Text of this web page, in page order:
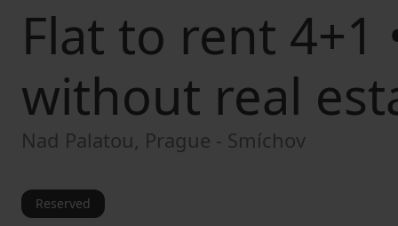
Flat to rent 4+1
without real
Nad Palatou, Prague - Smíchov
Reserved